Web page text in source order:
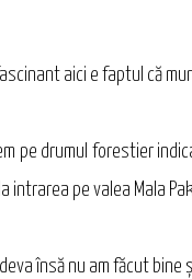
aici e faptul că
pe drumul forestier
intrarea pe valea Mala
însă nu am făcut